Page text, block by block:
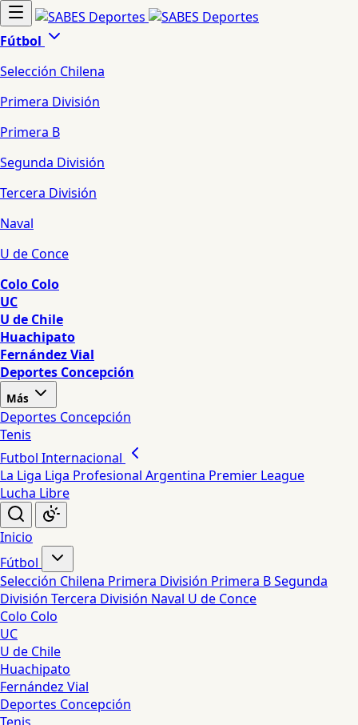
Fútbol
Selección Chilena
Primera División
Primera B
Segunda División
Tercera División
Naval
U de Conce
Colo Colo
UC
U de Chile
Huachipato
Fernández Vial
Deportes Concepción
Más
Deportes Concepción
Tenis
Futbol Internacional
La Liga Liga Profesional Argentina Premier League
Lucha Libre
Inicio
Fútbol
Selección Chilena Primera División Primera BSegunda
División Tercera División Naval U de Conce
Colo Colo
UC
U de Chile
Huachipato
Fernández Vial
Deportes Concepción